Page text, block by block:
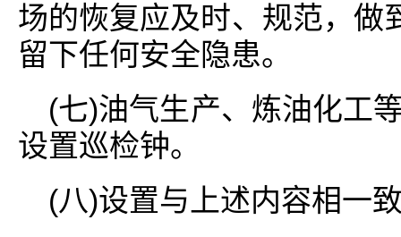
场的恢复应及时、规范，做
留下任何安全隐患。
(七)油气生产、炼油化工
设置巡检钟。
(八)设置与上述内容相一